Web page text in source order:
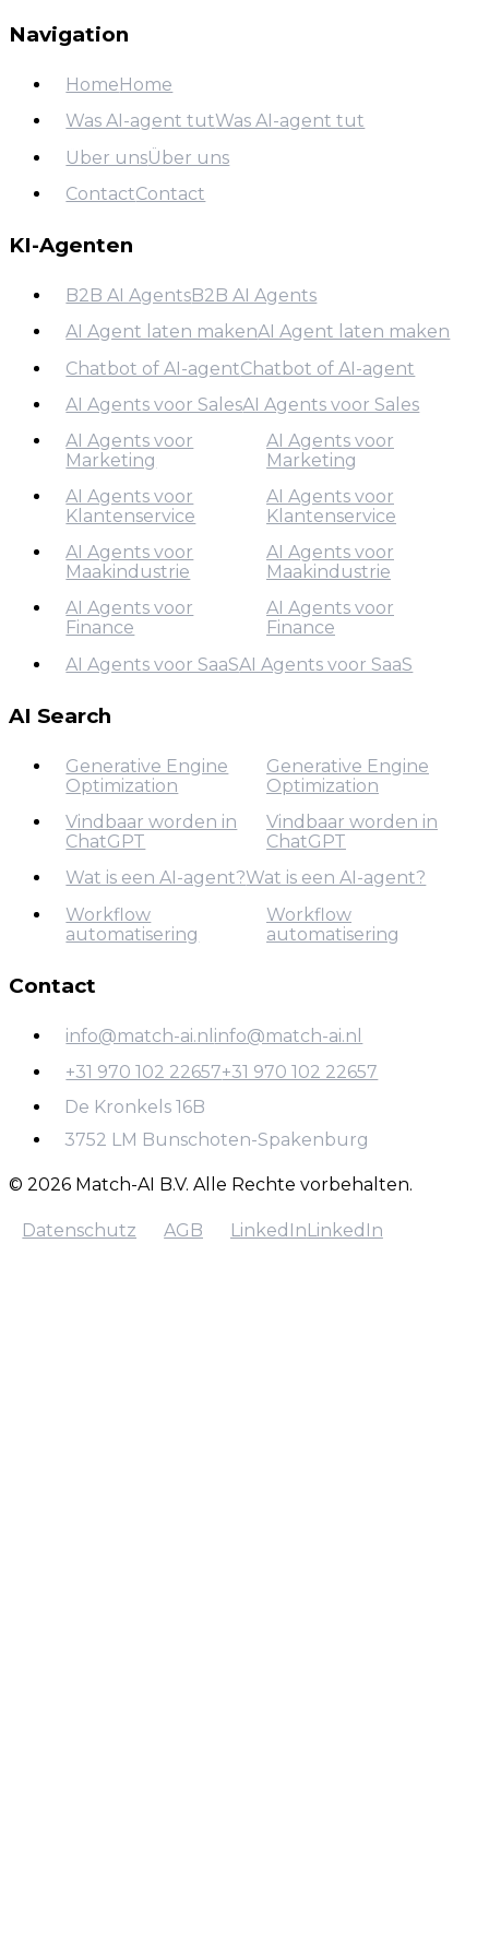
Match-Arbo
Navigation
Home
Home
Home
Was AI-agent tut
Was AI-agent tut
Was AI-agent tut
Über uns
Über uns
Über uns
ContactContact
KI-Agenten
B2B AI Agents
B2B AI Agents
B2B AI Agents
AI Agent laten maken
AI Agent laten maken
AI Agent laten maken
Chatbot of AI-agent
Chatbot of AI-agent
Chatbot of AI-agent
AI Agents voor Sales
AI Agents voor Sales
AI Agents voor Sales
AI Agents voor
Marketing
AI Agents voor
Marketing
AI Agents voor
Marketing
AI Agents voor
Klantenservice
AI Agents voor
Klantenservice
AI Agents voor
Klantenservice
AI Agents voor
Maakindustrie
AI Agents voor
Maakindustrie
AI Agents voor
Maakindustrie
AI Agents voor
Finance
Finance
AI Agents voor
Finance
AI Agents voor SaaS
AI Agents voor SaaS
AI Agents voor SaaS
AI Search
Generative Engine
Optimization
Generative Engine
Optimization
Generative Engine
Optimization
Vindbaar worden in
ChatGPT
Vindbaar worden in
ChatGPT
Vindbaar worden in
ChatGPT
Wat is een AI-agent?
Wat is een AI-agent?
Wat is een AI-agent?
Workflow
automatisering
Workflow
Workflow
automatisering
Contact
info@match-ai.nl
info@match-ai.nl
info@match-ai.nl
+31 970 102 22657
+31 970 102 22657
+31 970 102 22657
De Kronkels 16B
3752 LM Bunschoten-Spakenburg
© 2026 Match-AI B.V. Alle Rechte vorbehalten.
Datenschutz
AGB
LinkedInLinkedIn